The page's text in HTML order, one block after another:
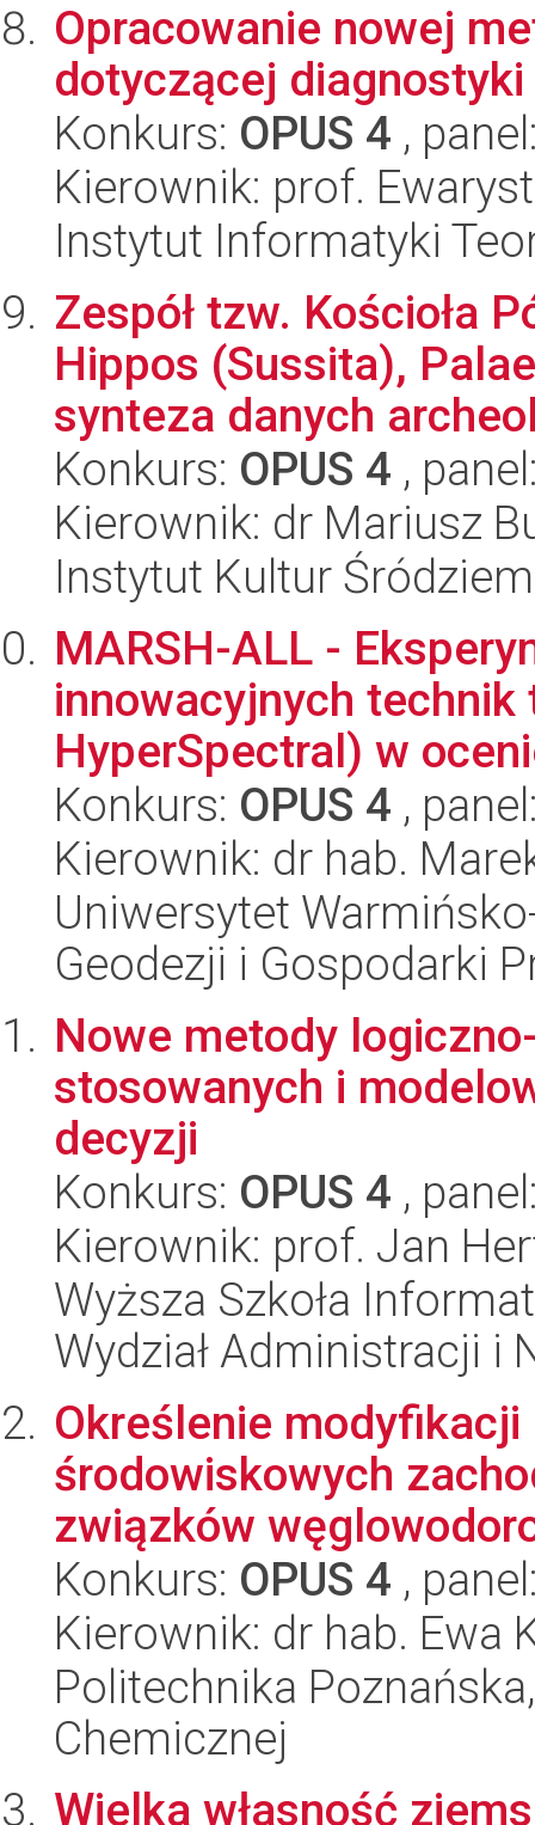
Opracowanie nowej
dotyczącej
Konkurs: OPUS 4 ,
Kierownik: prof.
Instytut Informatyki
Zespół tzw. Kościoła
Hippos (Sussita),
synteza danych
Konkurs: OPUS 4 ,
Kierownik: dr Mariusz
Instytut Kultur
MARSH-ALL -
innowacyjnych
HyperSpectral) w
Konkurs: OPUS 4 ,
Kierownik: dr hab.
Uniwersytet
Geodezji i Gospodarki
Nowe metody
stosowanych i
decyzji
Konkurs: OPUS 4 ,
Kierownik: prof. Jan
Wyższa Szkoła
Wydział Administracji i
Określenie
środowiskowych
związków
Konkurs: OPUS 4 ,
Kierownik: dr hab. Ewa
Politechnika
Chemicznej
Wielka własność